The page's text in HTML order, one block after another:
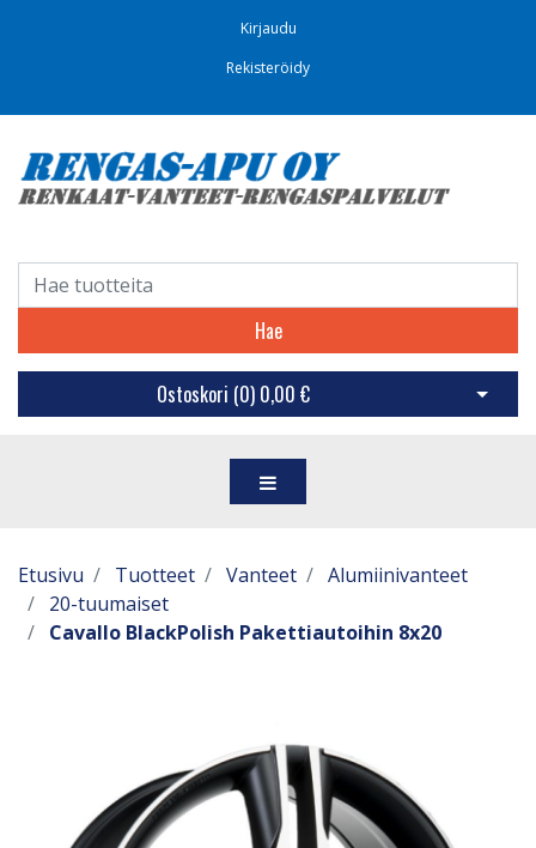
Kirjaudu
Rekisteröidy
Hae
Ostoskori (0) 0,00 € Avaa
Etusivu Tuotteet Vanteet
Alumiinivanteet
20-tuumaiset
Cavallo BlackPolish Pakettiautoihin 8x20